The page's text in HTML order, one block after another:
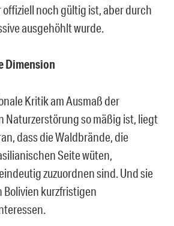
offiziell noch gültig ist, aber durch
ausgehöhlt wurde.
Dimension
Kritik am Ausmaß der
Naturzerstörung so mäßig ist, liegt
dass die Waldbrände, die
Seite wüten,
zuzuordnen sind. Und sie
kurzfristigen